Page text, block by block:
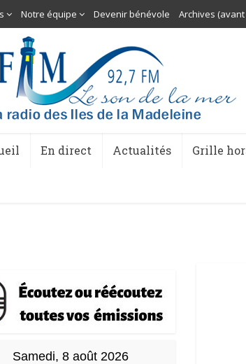
Notre équipe Devenir bénévole Archives (avant
En direct Actualités Grille
Samedi, 8 août 2026